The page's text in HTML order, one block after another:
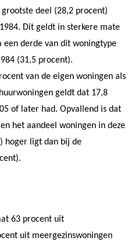
deel (28,2 procent)
Dit geldt in sterkere mate
een derde van dit woningtype
(31,5 procent).
van de eigen woningen als
geldt dat 17,8
of later had. Opvallend is dat
het aandeel woningen in deze
hoger ligt dan bij de
63 procent uit
uit meergezinswoningen